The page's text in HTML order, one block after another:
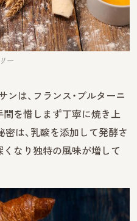
ー
は、フランス・ブルターニ
間を惜しまず丁寧に焼き上
は、乳酸を添加して発酵さ
くなり独特の風味が増して